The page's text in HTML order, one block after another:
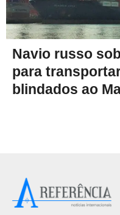
Navio russo
para
blindados ao